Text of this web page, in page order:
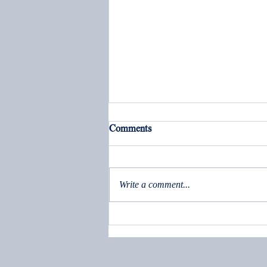
בָָּּאבִּי יָאר – סופות בנגב
Comments
Write a comment...